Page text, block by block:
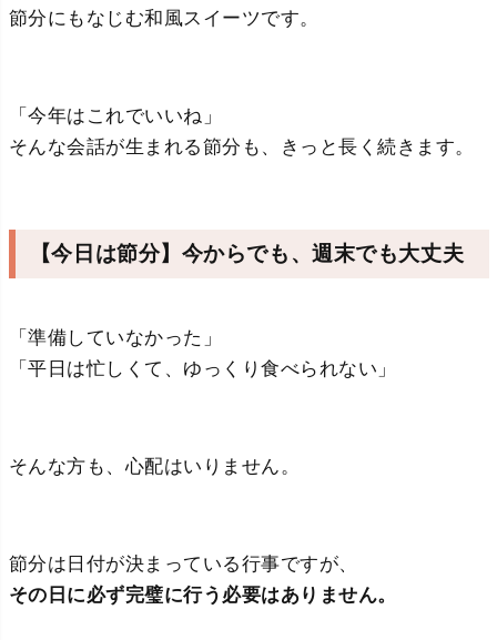
節分にもなじむ和風スイーツです。
「今年はこれでいいね」
そんな会話が生まれる節分も、きっと長く続きます。
【今日は節分】今からでも、週末でも大丈夫
「準備していなかった」
「平日は忙しくて、ゆっくり食べられない」
そんな方も、心配はいりません。
節分は日付が決まっている行事ですが、
その日に必ず完璧に行う必要はありません。